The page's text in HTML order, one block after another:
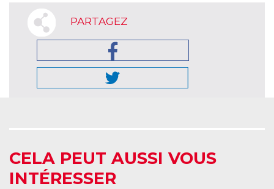
PARTAGEZ
CELA PEUT AUSSI VOUS
INTÉRESSER